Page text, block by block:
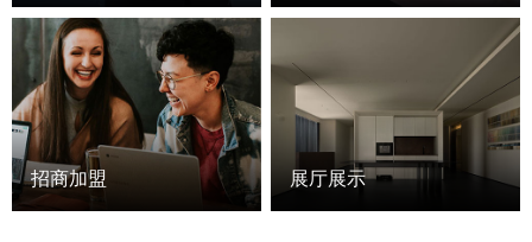
招商加盟 展厅展示